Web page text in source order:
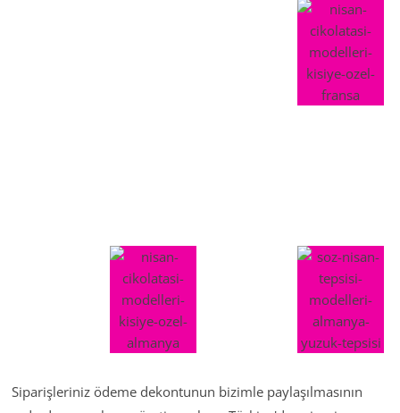
Siparişleriniz ödeme dekontunun bizimle paylaşılmasının